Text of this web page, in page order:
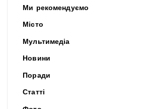
Ми рекомендуємо
Місто
Мультимедіа
Новини
Поради
Статті